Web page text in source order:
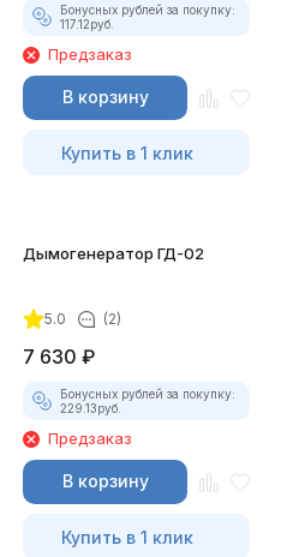
Бонусных рублей за покупку:
117.12руб.
Предзаказ
В корзину
Купить в 1 клик
Дымогенератор ГД-02
5.0 (2)
7 630 ₽
Бонусных рублей за покупку:
229.13руб.
Предзаказ
В корзину
Купить в 1 клик